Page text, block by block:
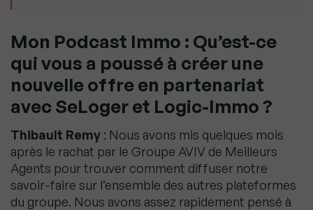
Mon Podcast Immo : Qu’est-ce
qui vous a poussé à créer une
nouvelle offre en partenariat
avec SeLoger et Logic-Immo ?
Thibault Remy : Nous avons mis quelques mois
après le rachat par le Groupe AVIV de Meilleurs
Agents pour trouver comment diffuser notre
savoir-faire sur l’ensemble des autres plateformes
du groupe. Nous avons assez rapidement pensé à